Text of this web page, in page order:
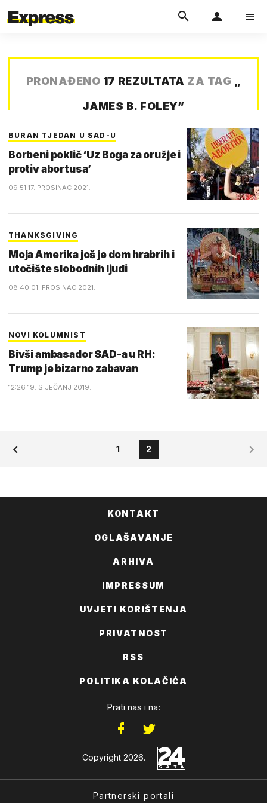
PRONAĐENO 17 REZULTATA ZA TAG „
JAMES B. FOLEY”
BURAN TJEDAN U SAD-U
Borbeni poklič ‘Uz Boga za oružje i
protiv abortusa’
09:51 17. PROSINAC 2021.
THANKSGIVING
Moja Amerika još je dom hrabrih i
utočište slobodnih ljudi
08:40 01. PROSINAC 2021.
NOVI KOLUMNIST
Bivši ambasador SAD-a u RH:
Trump je bizarno zabavan
12:26 19. SIJEČANJ 2019.
1 2
KONTAKT
OGLAŠAVANJE
ARHIVA
IMPRESSUM
UVJETI KORIŠTENJA
PRIVATNOST
RSS
POLITIKA KOLAČIĆA
Prati nas i na:
Copyright 2026.
Partnerski portali